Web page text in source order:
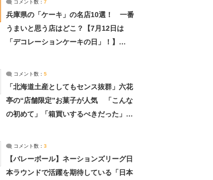
コメント数： 7
兵庫県の「ケーキ」の名店10選！ 一番
うまいと思う店はどこ？【7月12日は
「デコレーションケーキの日」！】
コメント数： 5
「北海道土産としてもセンス抜群」六花
亭の“店舗限定”お菓子が人気 「こんな
の初めて」「箱買いするべきだった」
コメント数： 3
【バレーボール】ネーションズリーグ日
本ラウンドで活躍を期待している「日本